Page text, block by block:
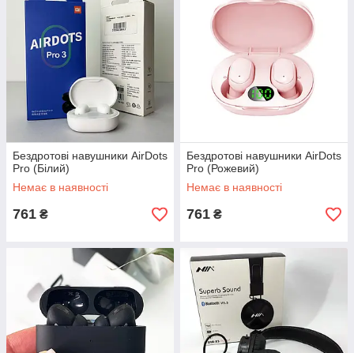
Бездротові навушники AirDots
Pro (Білий)
Немає в наявності
761 ₴
Бездротові навушники AirDots
Pro (Рожевий)
Немає в наявності
761 ₴